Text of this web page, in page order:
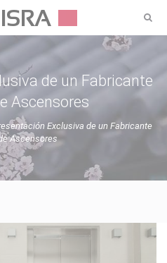
de un Fabricante
Ascensores
Exclusiva de un Fabricante
Ascensores